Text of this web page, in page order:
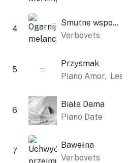
4
Smutne wspomnienie
Verbovets
5
Przysmak
Piano Amor, Lesfm
6
Biała Dama
Piano Date
7
Bawełna
Verbovets